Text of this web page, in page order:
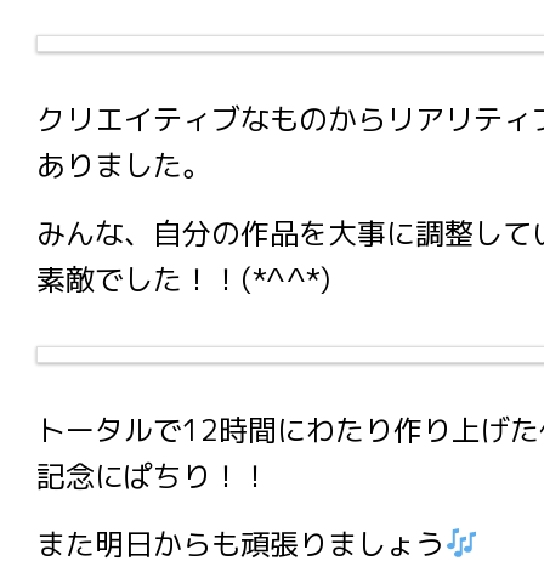
クリエイティブなものからリアリテ
ありました。
みんな、自分の作品を大事に調整し
素敵でした！！(*^^*)
トータルで12時間にわたり作り上げ
記念にぱちり！！
また明日からも頑張りましょう